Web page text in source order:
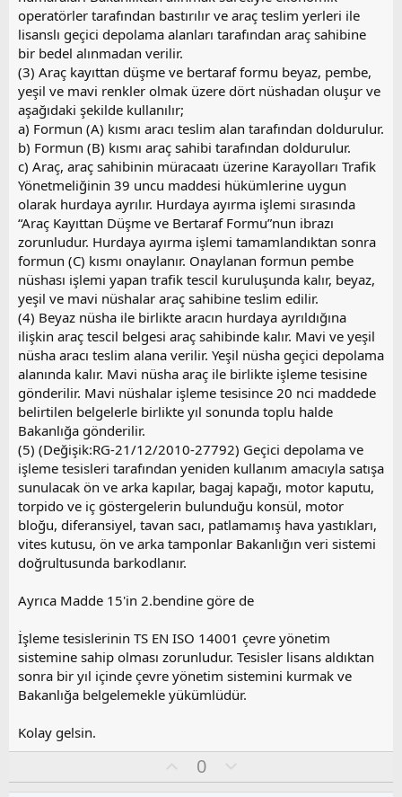
operatörler tarafından bastırılır ve araç teslim yerleri ile
lisanslı geçici depolama alanları tarafından araç sahibine
bir bedel alınmadan verilir.
(3) Araç kayıttan düşme ve bertaraf formu beyaz, pembe,
yeşil ve mavi renkler olmak üzere dört nüshadan oluşur ve
aşağıdaki şekilde kullanılır;
a) Formun (A) kısmı aracı teslim alan tarafından doldurulur.
b) Formun (B) kısmı araç sahibi tarafından doldurulur.
c) Araç, araç sahibinin müracaatı üzerine Karayolları Trafik
Yönetmeliğinin 39 uncu maddesi hükümlerine uygun
olarak hurdaya ayrılır. Hurdaya ayırma işlemi sırasında
“Araç Kayıttan Düşme ve Bertaraf Formu”nun ibrazı
zorunludur. Hurdaya ayırma işlemi tamamlandıktan sonra
formun (C) kısmı onaylanır. Onaylanan formun pembe
nüshası işlemi yapan trafik tescil kuruluşunda kalır, beyaz,
yeşil ve mavi nüshalar araç sahibine teslim edilir.
(4) Beyaz nüsha ile birlikte aracın hurdaya ayrıldığına
ilişkin araç tescil belgesi araç sahibinde kalır. Mavi ve yeşil
nüsha aracı teslim alana verilir. Yeşil nüsha geçici depolama
alanında kalır. Mavi nüsha araç ile birlikte işleme tesisine
gönderilir. Mavi nüshalar işleme tesisince 20 nci maddede
belirtilen belgelerle birlikte yıl sonunda toplu halde
Bakanlığa gönderilir.
(5) (Değişik:RG-21/12/2010-27792) Geçici depolama ve
işleme tesisleri tarafından yeniden kullanım amacıyla satışa
sunulacak ön ve arka kapılar, bagaj kapağı, motor kaputu,
torpido ve iç göstergelerin bulunduğu konsül, motor
bloğu, diferansiyel, tavan sacı, patlamamış hava yastıkları,
vites kutusu, ön ve arka tamponlar Bakanlığın veri sistemi
doğrultusunda barkodlanır.
Ayrıca Madde 15'in 2.bendine göre de
İşleme tesislerinin TS EN ISO 14001 çevre yönetim
sistemine sahip olması zorunludur. Tesisler lisans aldıktan
sonra bir yıl içinde çevre yönetim sistemini kurmak ve
Bakanlığa belgelemekle yükümlüdür.
Kolay gelsin.
y
0
l